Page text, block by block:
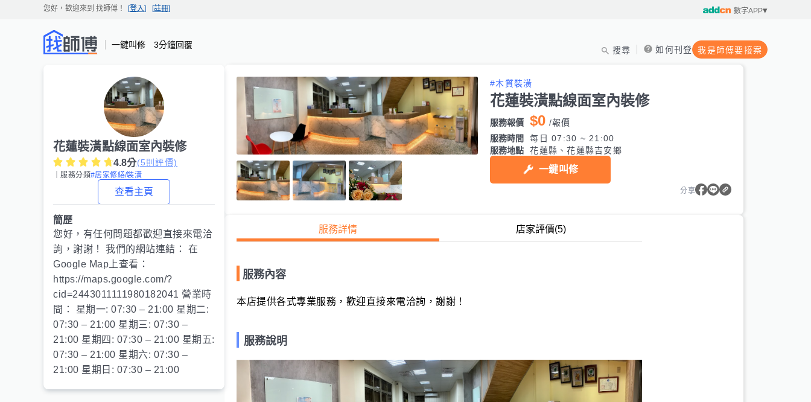
您好，歡迎來到 找師傅 ！ [登入] [註冊] 數字APP
一鍵叫修 3分鐘回覆
搜尋 如何刊登 我是師傅要接案
花蓮裝潢點線面室內裝修
4.8分(5則評價)
｜服務分類#居家修繕/裝潢
查看主頁
簡歷
您好，有任何問題都歡迎直接來電洽
詢，謝謝！ 我們的網站連結： 在
Google Map上查看：
https://maps.google.com/?
cid=2443011111980182041 營業時
間： 星期一: 07:30 – 21:00 星期二:
07:30 – 21:00 星期三: 07:30 –
21:00 星期四: 07:30 – 21:00 星期五:
07:30 – 21:00 星期六: 07:30 –
21:00 星期日: 07:30 – 21:00
#木質裝潢
花蓮裝潢點線面室內裝修
服務報價 $0 /報價
服務時間
每日 07:30 ~ 21:00
服務地點
花蓮縣、花蓮縣吉安鄉
一鍵叫修
分享
服務詳情 店家評價(5)
服務內容
本店提供各式專業服務，歡迎直接來電洽詢，謝謝！
服務說明